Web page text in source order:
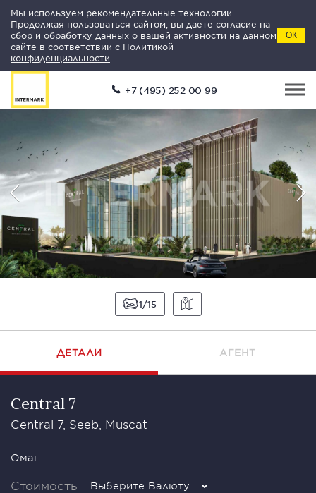
Мы используем рекомендательные технологии.
Продолжая пользоваться сайтом, вы даете согласие на
сбор и обработку данных о вашей активности на данном
сайте в соответствии с Политикой
конфиденциальности
ОК
+7 (495) 252 00 99
1 15
ДЕТАЛИ АГЕНТ
Central 7
Central 7, Seeb, Muscat
Оман
Стоимость Выберите Валюту